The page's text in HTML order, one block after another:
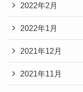
2022年2月
2022年1月
2021年12月
2021年11月